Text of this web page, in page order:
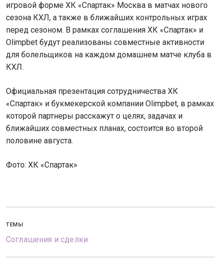
игровой форме ХК «Спартак» Москва в матчах нового
сезона КХЛ, а также в ближайших контрольных играх
перед сезоном. В рамках соглашения ХК «Спартак» и
Olimpbet будут реализованы совместные активности
для болельщиков на каждом домашнем матче клуба в
КХЛ.
Официальная презентация сотрудничества ХК
«Спартак» и букмекерской компании Olimpbet, в рамках
которой партнеры расскажут о целях, задачах и
ближайших совместных планах, состоится во второй
половине августа.
Фото: ХК «Спартак»
ТЕМЫ
Соглашения и сделки